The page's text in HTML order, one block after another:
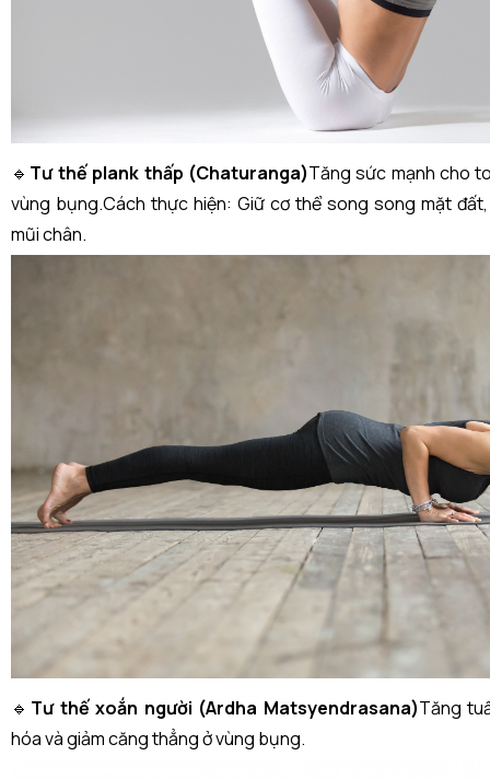
🔹 Tư thế plank thấp (Chaturanga)Tăng sức mạnh cho
vùng bụng.Cách thực hiện: Giữ cơ thể song song mặt
mũi chân.
🔹 Tư thế xoắn người (Ardha Matsyendrasana)Tăng
hóa và giảm căng thẳng ở vùng bụng.